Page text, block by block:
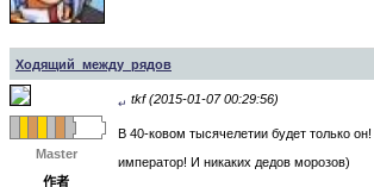
Ходящий_между_рядов
Master
作者
↵ tkf (2015-01-07 00:29:56)
В 40-ковом тысячелетии будет только
император! И никаких дедов морозов)